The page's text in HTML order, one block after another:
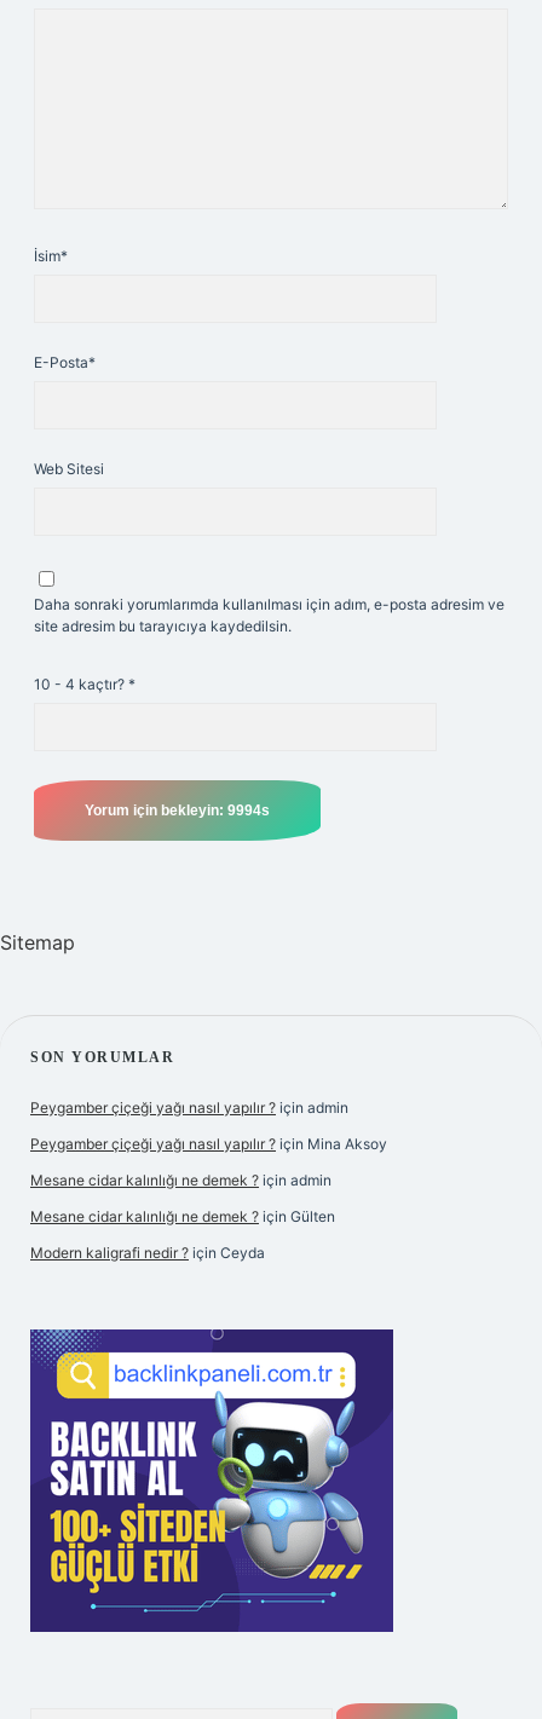
İsim*
E-Posta*
Web Sitesi
Daha sonraki yorumlarımda kullanılması için adım, e-posta adresim ve
site adresim bu tarayıcıya kaydedilsin.
10 - 4 kaçtır? *
Sitemap
SIDEBAR
SON YORUMLAR
Peygamber çiçeği yağı nasıl yapılır ? için admin
Peygamber çiçeği yağı nasıl yapılır ? için Mina Aksoy
Mesane cidar kalınlığı ne demek ? için admin
Mesane cidar kalınlığı ne demek ? için Gülten
Modern kaligrafi nedir ? için Ceyda